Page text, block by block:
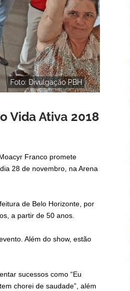
Foto: Divulgação PBH
Vida Ativa 2018
Franco promete
28 de novembro, na Arena
de Belo Horizonte, por
a partir de 50 anos.
Além do show, estão
sucessos como “Eu
chorei de saudade”, além